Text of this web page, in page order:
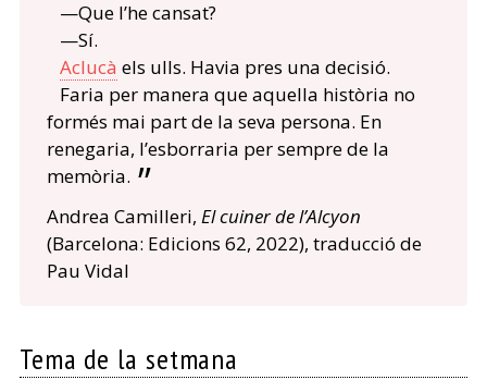
—Que l’he cansat?
—Sí.
Aclucà els ulls. Havia pres una decisió.
Faria per manera que aquella història no
formés mai part de la seva persona. En
renegaria, l’esborraria per sempre de la
memòria.
Andrea Camilleri, El cuiner de l’Alcyon
(Barcelona: Edicions 62, 2022), traducció de
Pau Vidal
Tema de la setmana